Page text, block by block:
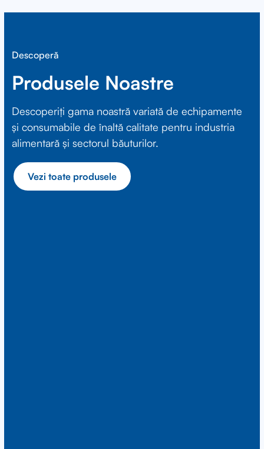
Descoperă
Produsele Noastre
Descoperiți gama noastră variată de echipamente
și consumabile de înaltă calitate pentru industria
alimentară și sectorul băuturilor.
Vezi toate produsele